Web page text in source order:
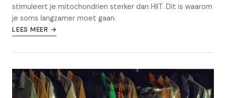
stimuleert je mitochondrien sterker dan HIIT. Dit is waarom
je soms langzamer moet gaan.
LEES MEER →